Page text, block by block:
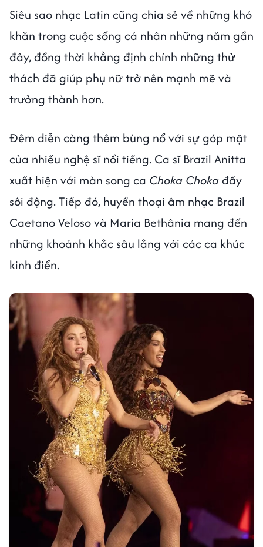
Siêu sao nhạc Latin cũng chia sẻ về những khó
khăn trong cuộc sống cá nhân những năm gần
đây, đồng thời khẳng định chính những thử
thách đã giúp phụ nữ trở nên mạnh mẽ và
trưởng thành hơn.
Đêm diễn càng thêm bùng nổ với sự góp mặt
của nhiều nghệ sĩ nổi tiếng. Ca sĩ Brazil Anitta
xuất hiện với màn song ca Choka Chokađầy
sôi động. Tiếp đó, huyền thoại âm nhạc Brazil
Caetano Veloso và Maria Bethânia mang đến
những khoảnh khắc sâu lắng với các ca khúc
kinh điển.